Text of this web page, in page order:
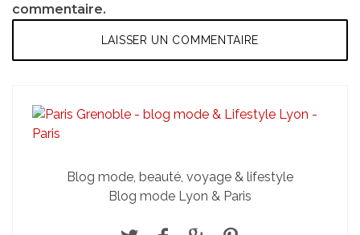
commentaire.
Blog mode, beauté, voyage & lifestyle
Blog mode Lyon & Paris